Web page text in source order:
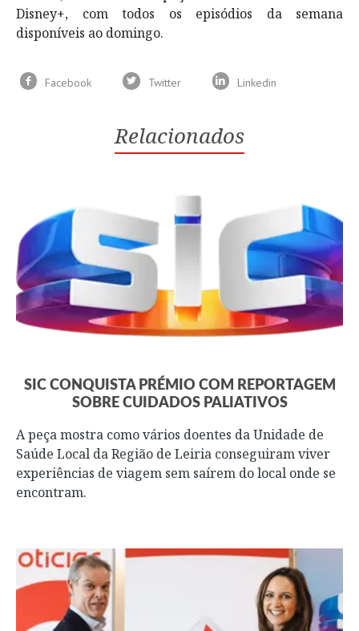
Disney+, com todos os episódios da semana
disponíveis ao domingo.
Facebook Twitter Linkedin
Relacionados
SIC CONQUISTA PRÉMIO COM REPORTAGEM
SOBRE CUIDADOS PALIATIVOS
A peça mostra como vários doentes da Unidade de
Saúde Local da Região de Leiria conseguiram viver
experiências de viagem sem saírem do local onde se
encontram.